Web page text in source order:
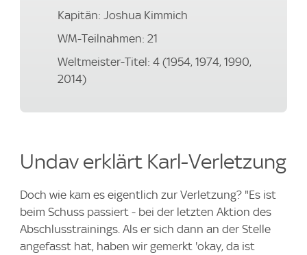
Kapitän: Joshua Kimmich
WM-Teilnahmen: 21
Weltmeister-Titel: 4 (1954, 1974, 1990,
2014)
Undav erklärt Karl-Verletzung
Doch wie kam es eigentlich zur Verletzung? "Es ist
beim Schuss passiert - bei der letzten Aktion des
Abschlusstrainings. Als er sich dann an der Stelle
angefasst hat, haben wir gemerkt 'okay, da ist